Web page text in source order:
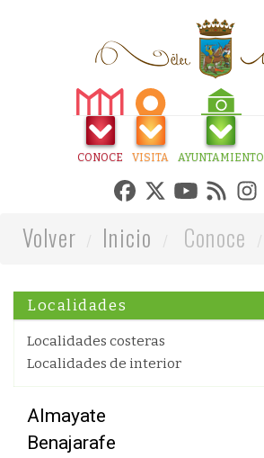
CONOCE VISITA AYUNTAMIENTO
Volver Inicio Conoce
Localidades
Localidades costeras
Localidades de interior
Almayate
Benajarafe